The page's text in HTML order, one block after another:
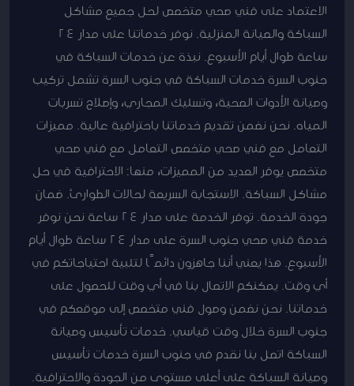
الاعتماد على فني صحي متخصص لحل جميع مشاكل
السباكة والصيانة المنزلية. نوفر خدماتنا على مدار 24
ساعة طوال أيام الأسبوع. نبذة عن خدمات السباكة في
جنوب السرة خدمات السباكة في جنوب السرة تشمل تركيب
وصيانة الأدوات الصحية، وتسليك المجاري، وإصلاح تسربات
المياه. نحن نضمن تقديم خدماتنا باحترافية عالية. مميزات
التعامل مع فني صحي متخصص التعامل مع فني صحي
متخصص يوفر العديد من المميزات، منها: الاحترافية في حل
مشاكل السباكة. الاستجابة السريعة لحالات الطوارئ. ضمان
جودة الخدمة. توفر الخدمة على مدار 24 ساعة نحن نوفر
خدمة فني صحي جنوب السرة على مدار 24 ساعة طوال أيام
الأسبوع. هذا يعني أننا جاهزون دائمًا لتلبية احتياجاتكم في
أي وقت. يمكنكم الاتصال بنا في أي وقت للحصول على
خدماتنا. نحن نضمن وصول فني متخصص إلى موقعكم في
جنوب السرة خلال وقت قياسي. خدمات تأسيس وصيانة
السباكة اتصل بنا نقدم في جنوب السرة خدمات تأسيس
وصيانة السباكة على أعلى مستوى من الجودة والاحترافية.